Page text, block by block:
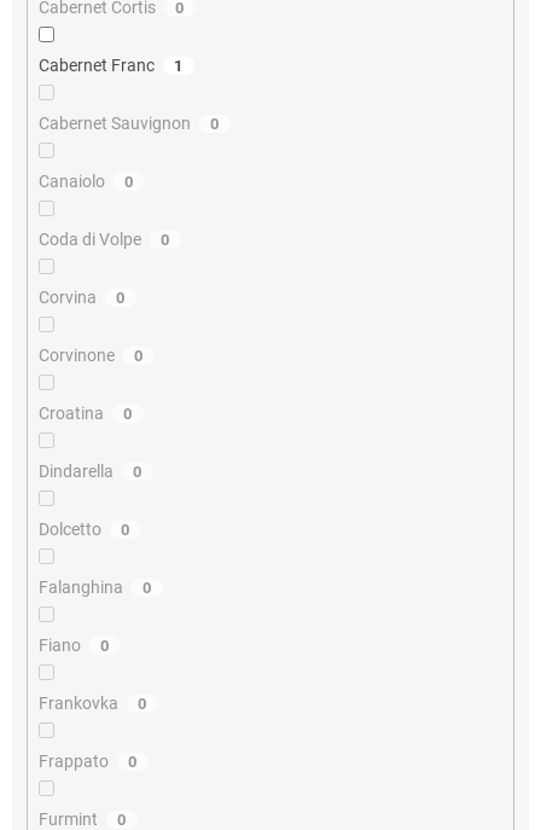
Cabernet Cortis 0
Cabernet Franc 1
Cabernet Sauvignon 0
Canaiolo 0
Coda di Volpe 0
Corvina 0
Corvinone 0
Croatina 0
Dindarella 0
Dolcetto 0
Falanghina 0
Fiano 0
Frankovka 0
Frappato 0
Furmint 0